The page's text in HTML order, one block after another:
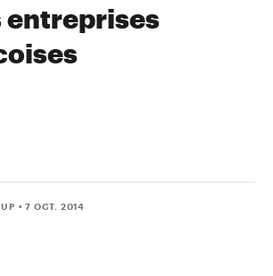
entreprises
• 7 OCT. 2014